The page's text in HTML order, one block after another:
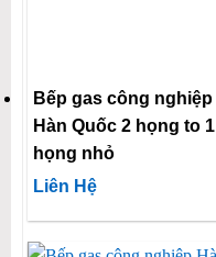
Bếp gas công nghiệp
Hàn Quốc 2 họng to 1
họng nhỏ
Liên Hệ